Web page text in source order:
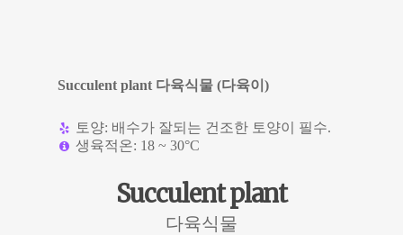
Succulent plant
다육식물
Succulent plant 다육식물 (다육이)
토양: 배수가 잘되는 건조한 토양이 필수.
생육적온: 18 ~ 30°C